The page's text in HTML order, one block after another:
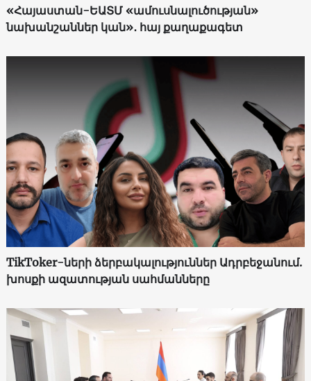
«Հայաստան-ԵԱՏՄ «ամուսնալուծության»
նախանշաններ կան»․ հայ քաղաքագետ
TikToker-ների ձերբակալություններ Ադրբեջանում.
խոսքի ազատության սահմանները